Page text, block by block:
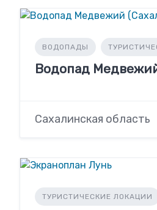
ВОДОПАДЫ
Водопад
Сахалинская область
ТУРИСТИЧЕСКИЕ ЛОКАЦИИ